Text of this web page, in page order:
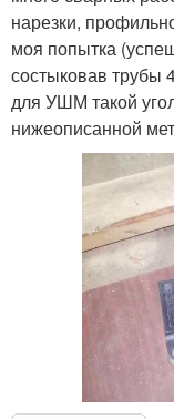
нарезки,
моя попытка
состыковав трубы
для УШМ такой
нижеописанной